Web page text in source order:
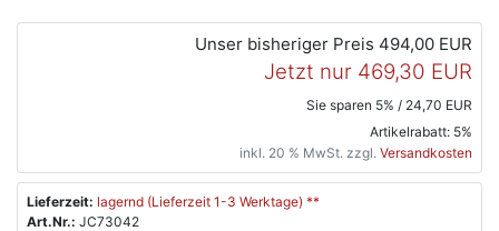
Unser bisheriger Preis 494,00 EUR
Jetzt nur 469,30 EUR
Sie sparen 5% / 24,70 EUR
Artikelrabatt: 5%
inkl. 20 % MwSt. zzgl. Versandkosten
Lieferzeit: lagernd (Lieferzeit 1-3 Werktage) **
Art.Nr.: JC73042